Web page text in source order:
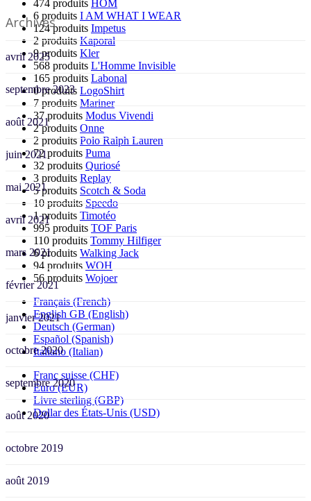
474 produits HOM
6 produits I AM WHAT I WEAR
124 produits Impetus
2 produits Kaporal
9 produits Kler
568 produits L'Homme Invisible
165 produits Labonal
0 produits LogoShirt
7 produits Mariner
37 produits Modus Vivendi
2 produits Onne
2 produits Polo Ralph Lauren
72 produits Puma
32 produits Quriosé
3 produits Replay
5 produits Scotch & Soda
10 produits Speedo
1 produits Timotéo
995 produits TOF Paris
110 produits Tommy Hilfiger
6 produits Walking Jack
94 produits WOH
56 produits Wojoer
Français (French)
English GB (English)
Deutsch (German)
Español (Spanish)
Italiano (Italian)
Franc suisse (CHF)
Euro (EUR)
Livre sterling (GBP)
Dollar des États-Unis (USD)
Archives
avril 2025
septembre 2023
août 2021
juin 2021
mai 2021
avril 2021
mars 2021
février 2021
janvier 2021
octobre 2020
septembre 2020
août 2020
octobre 2019
août 2019